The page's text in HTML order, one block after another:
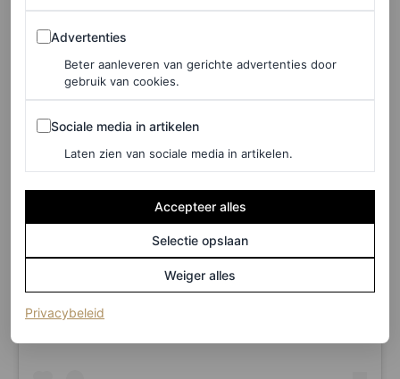
View this post on Instagram
Advertenties
Advertenties
Beter aanleveren van gerichte advertenties door
gebruik van cookies.
Sociale media in artikelen
Sociale media in artikelen
Laten zien van sociale media in artikelen.
Accepteer alles
Selectie opslaan
Weiger alles
Privacybeleid